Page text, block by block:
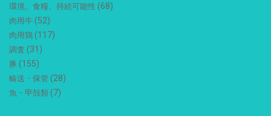
環境、食糧、持続可能性 (68)
肉用牛 (52)
肉用鶏 (117)
調査 (31)
豚 (155)
輸送・保管 (28)
魚・甲殻類 (7)